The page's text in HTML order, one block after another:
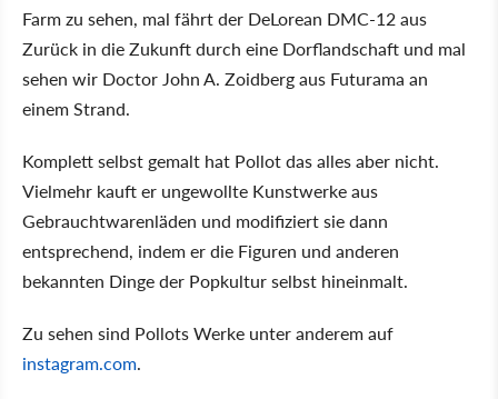
Farm zu sehen, mal fährt der DeLorean DMC-12 aus
Zurück in die Zukunft durch eine Dorflandschaft und mal
sehen wir Doctor John A. Zoidberg aus Futurama an
einem Strand.
Komplett selbst gemalt hat Pollot das alles aber nicht.
Vielmehr kauft er ungewollte Kunstwerke aus
Gebrauchtwarenläden und modifiziert sie dann
entsprechend, indem er die Figuren und anderen
bekannten Dinge der Popkultur selbst hineinmalt.
Zu sehen sind Pollots Werke unter anderem auf
instagram.com.